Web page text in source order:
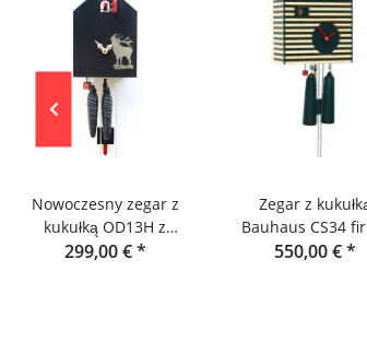
Nowoczesny zegar z
kukułką OD13H z
motywem jelenia firmy
299,00 €*
Zegar z
Bauhaus CS34
Rombach & Haas
550,00 €*